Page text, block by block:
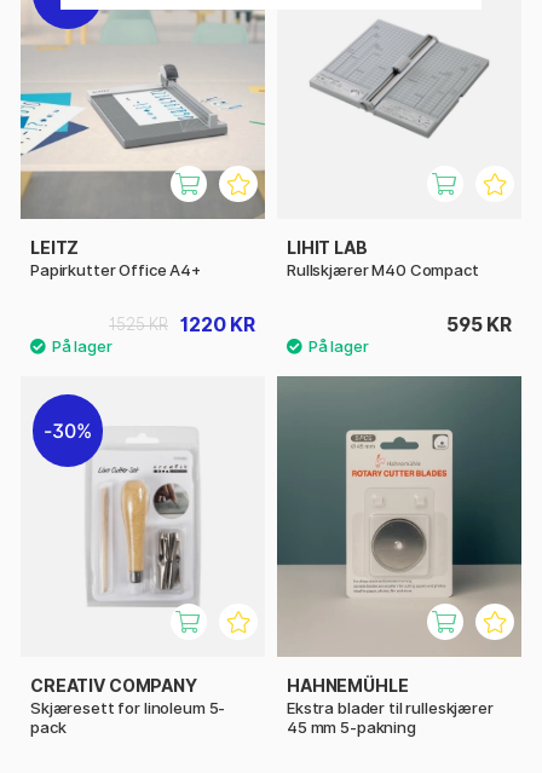
LEITZ
Papirkutter Office A4+
1220 KR
1525 KR
LIHIT LAB
Rullskjærer M40 Compact
595 KR
30%
CREATIV COMPANY
Skjæresett for linoleum 5-
pack
HAHNEMÜHLE
Ekstra blader til rulleskjærer
45 mm 5-pakning